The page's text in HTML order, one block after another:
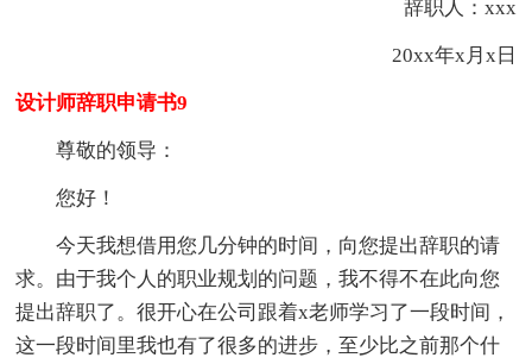
辞职人：xxx
20xx年x月x日
设计师辞职申请书9
尊敬的领导：
您好！
今天我想借用您几分钟的时间，向您提出辞职的请
求。由于我个人的职业规划的问题，我不得不在此向您
提出辞职了。很开心在公司跟着x老师学习了一段时间，
这一段时间里我也有了很多的进步，至少比之前那个什